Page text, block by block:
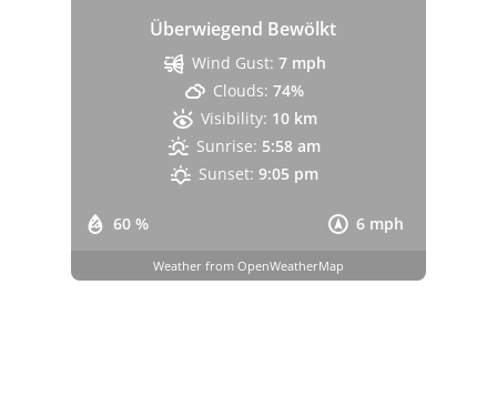
Überwiegend Bewölkt
60 % 6 mph
Wind Gust: 7 mph
Clouds: 74%
Visibility: 10 km
Sunrise: 5:58 am
Sunset: 9:05 pm
Weather from OpenWeatherMap